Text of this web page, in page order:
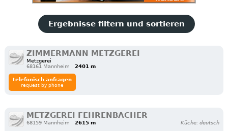
Ergebnisse filtern und sortieren
ZIMMERMANN METZGEREI
Metzgerei
68161 Mannheim
2401 m
telefonisch anfragen
request by phone
METZGEREI FEHRENBACHER
68159 Mannheim 2615 m Küche: deutsch